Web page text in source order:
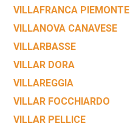
VILLAFRANCA PIEMONTE
VILLANOVA CANAVESE
VILLARBASSE
VILLAR DORA
VILLAREGGIA
VILLAR FOCCHIARDO
VILLAR PELLICE